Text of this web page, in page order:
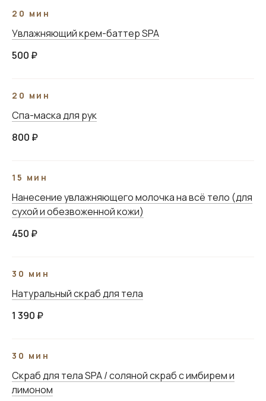
20 мин
Увлажняющий крем-баттер SPA
500 ₽
20 мин
Спа-маска для рук
800 ₽
15 мин
Нанесение увлажняющего молочка на всё тело (для
сухой и обезвоженной кожи)
450 ₽
30 мин
Натуральный скраб для тела
1 390 ₽
30 мин
Скраб для тела SPA / соляной скраб с имбирем и
лимоном